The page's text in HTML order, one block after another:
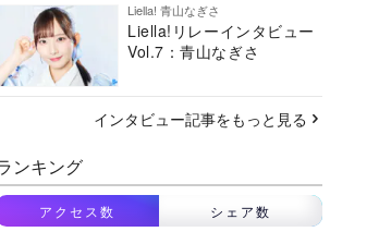
Liella! 青山なぎさ
Liella!リレーインタビュー
Vol.7：青山なぎさ
インタビュー記事をもっと見る
ンキング
アクセス数 シェア数